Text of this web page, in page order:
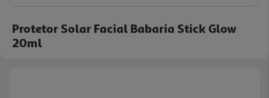
Protetor Solar Facial Babaria Stick Glow
20ml